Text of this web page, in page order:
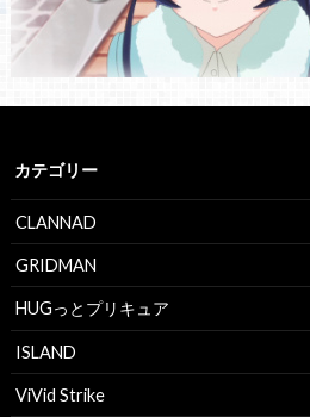
カテゴリー
CLANNAD
GRIDMAN
HUGっとプリキュア
ISLAND
ViVid Strike